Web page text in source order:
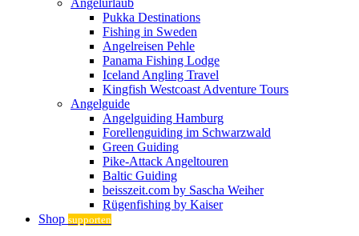
Angelurlaub
Pukka Destinations
Fishing in Sweden
Angelreisen Pehle
Panama Fishing Lodge
Iceland Angling Travel
Kingfish Westcoast Adventure Tours
Angelguide
Angelguiding Hamburg
Forellenguiding im Schwarzwald
Green Guiding
Pike-Attack Angeltouren
Baltic Guiding
beisszeit.com by Sascha Weiher
Rügenfishing by Kaiser
Shop supporten